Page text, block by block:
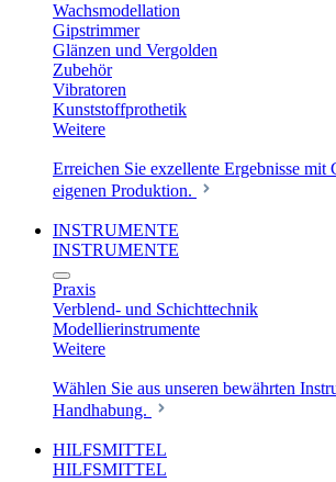
Wachsmodellation
Gipstrimmer
Glänzen und Vergolden
Zubehör
Vibratoren
Kunststoffprothetik
Weitere
Erreichen Sie exzellente Ergebnisse mit
eigenen Produktion.
INSTRUMENTE
INSTRUMENTE
Praxis
Verblend- und Schichttechnik
Modellierinstrumente
Weitere
Wählen Sie aus unseren bewährten
Handhabung.
HILFSMITTEL
HILFSMITTEL